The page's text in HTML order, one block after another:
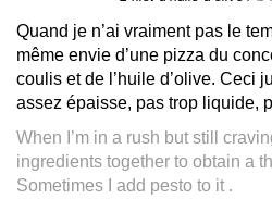
Quand je n’ai vraiment pas le
même envie d’une pizza du
coulis et de l’huile d’olive. Ceci
assez épaisse, pas trop liquide,
When I’m in a rush but still
ingredients together to obtain a
Sometimes I add pesto to it .